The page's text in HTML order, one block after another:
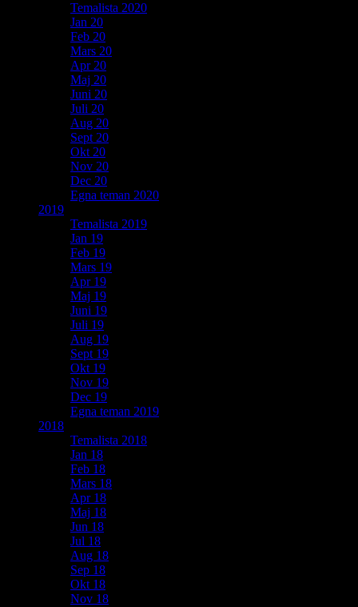
Temalista 2020
Jan 20
Feb 20
Mars 20
Apr 20
Maj 20
Juni 20
Juli 20
Aug 20
Sept 20
Okt 20
Nov 20
Dec 20
Egna teman 2020
2019
Temalista 2019
Jan 19
Feb 19
Mars 19
Apr 19
Maj 19
Juni 19
Juli 19
Aug 19
Sept 19
Okt 19
Nov 19
Dec 19
Egna teman 2019
2018
Temalista 2018
Jan 18
Feb 18
Mars 18
Apr 18
Maj 18
Jun 18
Jul 18
Aug 18
Sep 18
Okt 18
Nov 18